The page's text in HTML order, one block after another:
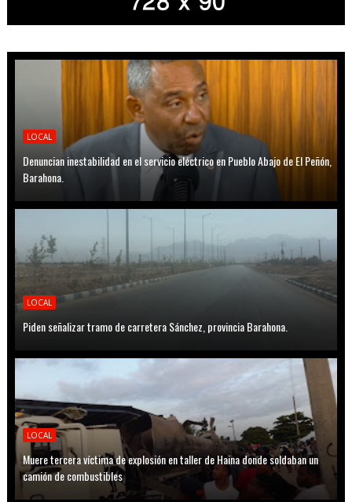
LOCAL
Denuncian inestabilidad en el servicio eléctrico en Pueblo Abajo de El Peñón,
Barahona.
LOCAL
Piden señalizar tramo de carretera Sánchez, provincia Barahona.
LOCAL
Muere tercera víctima de explosión en taller de Haina donde soldaban un
camión de combustibles